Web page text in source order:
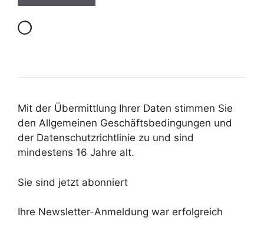
Mit der Übermittlung Ihrer Daten stimmen Sie
den Allgemeinen Geschäftsbedingungen und
der Datenschutzrichtlinie zu und sind
mindestens 16 Jahre alt.
Sie sind jetzt abonniert
Ihre Newsletter-Anmeldung war erfolgreich